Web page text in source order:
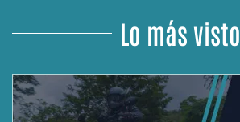
Lo más visto